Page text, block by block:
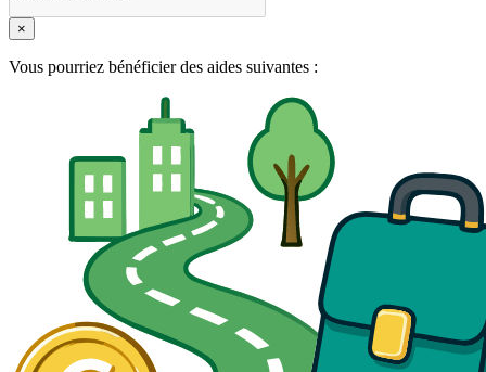
×
Vous pourriez bénéficier des aides suivantes :